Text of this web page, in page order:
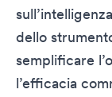
dello
semplificare
l’efficacia